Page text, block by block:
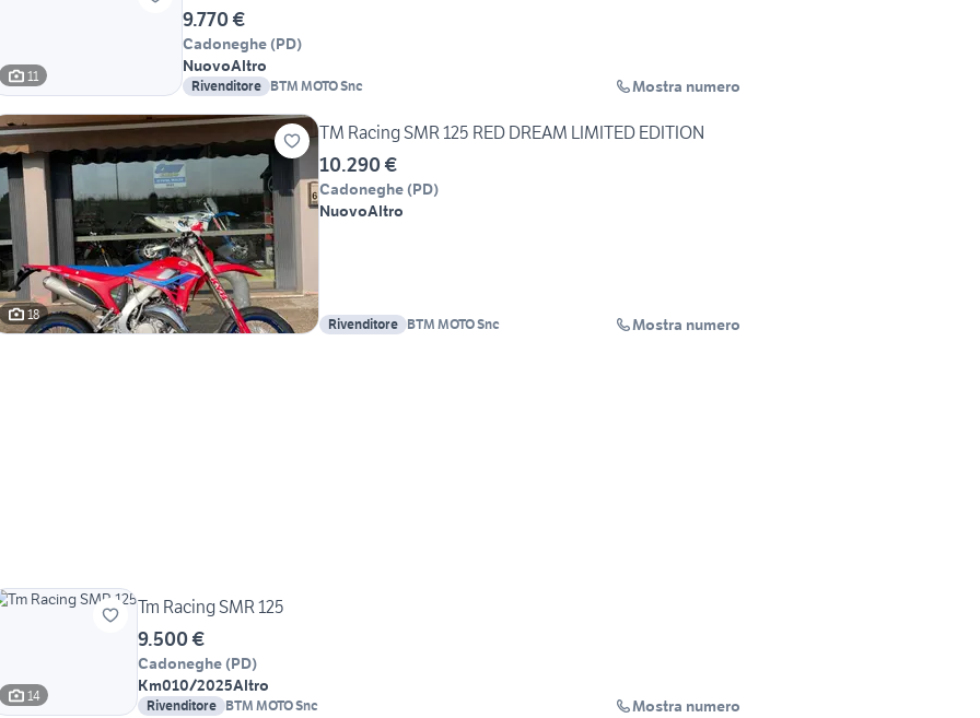
11
9.770 €
Cadoneghe (PD)
NuovoAltro
Rivenditore BTM MOTO Snc Mostra numero
18
TM Racing SMR 125 RED DREAM LIMITED EDITION
10.290 €
Cadoneghe (PD)
NuovoAltro
Rivenditore BTM MOTO Snc Mostra numero
14
Tm Racing SMR 125
9.500 €
Cadoneghe (PD)
Km010/2025Altro
Rivenditore BTM MOTO Snc Mostra numero